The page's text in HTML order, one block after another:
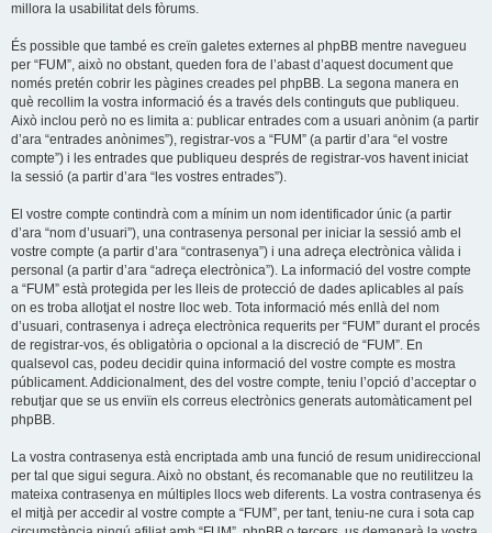
millora la usabilitat dels fòrums.
És possible que també es creïn galetes externes al phpBB mentre navegueu
per “FUM”, això no obstant, queden fora de l’abast d’aquest document que
només pretén cobrir les pàgines creades pel phpBB. La segona manera en
què recollim la vostra informació és a través dels continguts que publiqueu.
Això inclou però no es limita a: publicar entrades com a usuari anònim (a partir
d’ara “entrades anònimes”), registrar-vos a “FUM” (a partir d’ara “el vostre
compte”) i les entrades que publiqueu després de registrar-vos havent iniciat
la sessió (a partir d’ara “les vostres entrades”).
El vostre compte contindrà com a mínim un nom identificador únic (a partir
d’ara “nom d’usuari”), una contrasenya personal per iniciar la sessió amb el
vostre compte (a partir d’ara “contrasenya”) i una adreça electrònica vàlida i
personal (a partir d’ara “adreça electrònica”). La informació del vostre compte
a “FUM” està protegida per les lleis de protecció de dades aplicables al país
on es troba allotjat el nostre lloc web. Tota informació més enllà del nom
d’usuari, contrasenya i adreça electrònica requerits per “FUM” durant el procés
de registrar-vos, és obligatòria o opcional a la discreció de “FUM”. En
qualsevol cas, podeu decidir quina informació del vostre compte es mostra
públicament. Addicionalment, des del vostre compte, teniu l’opció d’acceptar o
rebutjar que se us enviïn els correus electrònics generats automàticament pel
phpBB.
La vostra contrasenya està encriptada amb una funció de resum unidireccional
per tal que sigui segura. Això no obstant, és recomanable que no reutilitzeu la
mateixa contrasenya en múltiples llocs web diferents. La vostra contrasenya és
el mitjà per accedir al vostre compte a “FUM”, per tant, teniu-ne cura i sota cap